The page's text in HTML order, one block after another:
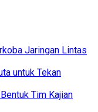
Jaringan Lintas
untuk Tekan
Tim Kajian